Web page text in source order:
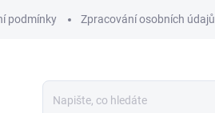
podmínky Zpracování osobních údajů